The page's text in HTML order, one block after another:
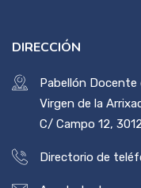
DIRECCIÓN
Pabellón
Virgen de la
C/ Campo 12,
Directorio de